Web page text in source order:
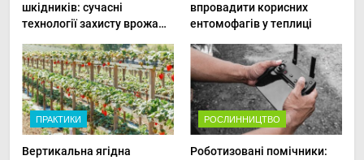
шкідників: сучасні
технології захисту врожаю
впровадити корисних
ентомофагів у теплиці
ПРАКТИКИ
Вертикальна ягідна
РОСЛИННИЦТВО
Роботизовані помічники: